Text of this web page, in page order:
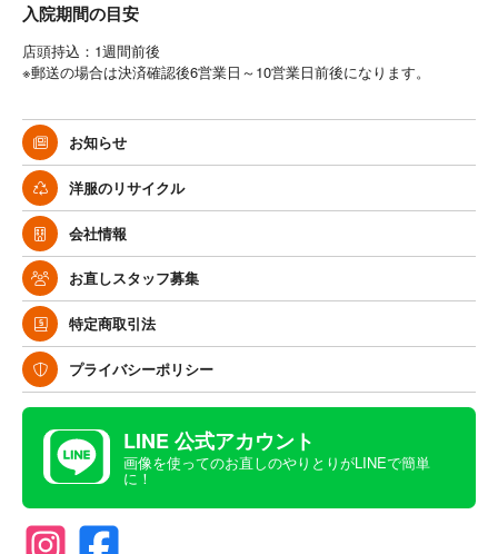
入院期間の目安
店頭持込：1週間前後
※郵送の場合は決済確認後6営業日～10営業日前後になります。
お知らせ
洋服のリサイクル
会社情報
お直しスタッフ募集
特定商取引法
プライバシーポリシー
LINE 公式アカウント
画像を使ってのお直しのやりとりがLINEで簡単
に！